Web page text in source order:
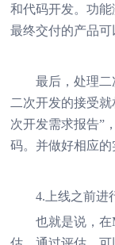
和代码开发。功
最终交付的产品可
最后，处理二
二次开发的接受
次开发需求报告”
码。并做好相应的
4.上线之前进
也就是说，在